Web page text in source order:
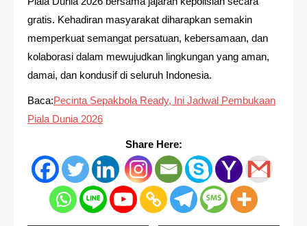
gratis. Kehadiran masyarakat diharapkan semakin
memperkuat semangat persatuan, kebersamaan, dan
kolaborasi dalam mewujudkan lingkungan yang aman,
damai, dan kondusif di seluruh Indonesia.
Baca:Pecinta Sepakbola Ready, Ini Jadwal Pembukaan
Piala Dunia 2026
Share Here: